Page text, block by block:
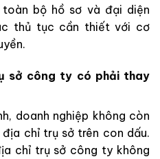
bộ hồ sơ và đại diện
thủ tục cần thiết với cơ
sở công ty có phải thay
doanh nghiệp không còn
chỉ trụ sở trên con dấu.
chỉ trụ sở công ty không